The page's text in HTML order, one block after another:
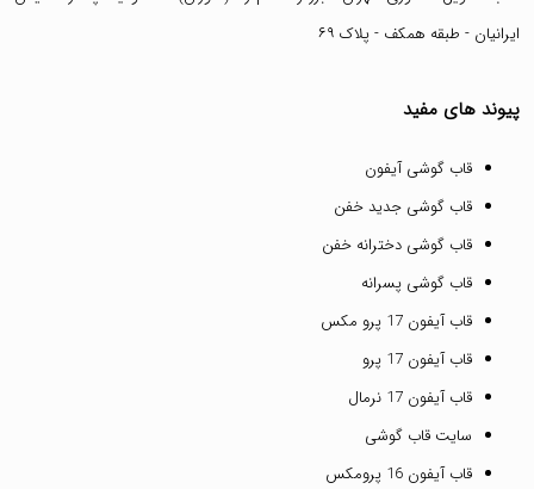
ایرانیان - طبقه همکف - پلاک ۶۹
پیوند های مفید
قاب گوشی آیفون
قاب گوشی جدید خفن
قاب گوشی دخترانه خفن
قاب گوشی پسرانه
قاب آیفون 17 پرو مکس
قاب آیفون 17 پرو
قاب آیفون 17 نرمال
سایت قاب گوشی
قاب آیفون 16 پرومکس